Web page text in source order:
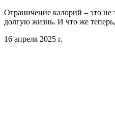
Ограничение калорий – это не
долгую жизнь. И что же
16 апреля 2025 г.